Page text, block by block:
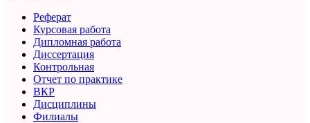
Реферат
Курсовая работа
Дипломная работа
Диссертация
Контрольная
Отчет по практике
ВКР
Дисциплины
Филиалы